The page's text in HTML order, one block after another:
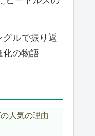
グルで振り返
化の物語
人気の理由